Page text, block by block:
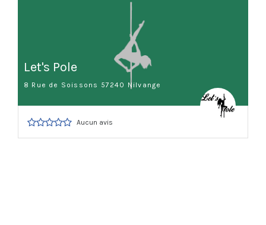
Let's Pole
8 Rue de Soissons 57240 Nilvange
Aucun avis